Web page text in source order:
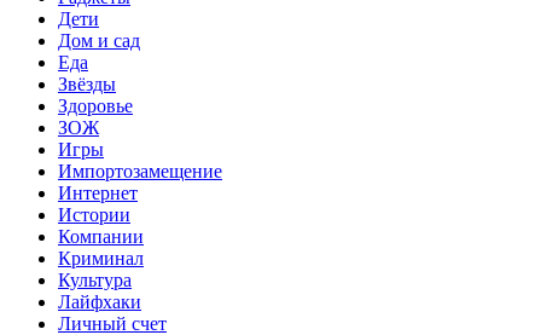
Дети
Дом и сад
Еда
Звёзды
Здоровье
ЗОЖ
Игры
Импортозамещение
Интернет
Истории
Компании
Криминал
Культура
Лайфхаки
Личный счет